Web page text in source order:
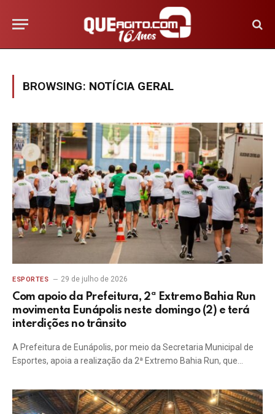
BROWSING: NOTÍCIA GERAL
ESPORTES 29 de julho de 2026
Com apoio da Prefeitura, 2ª Extremo Bahia Run
movimenta Eunápolis neste domingo (2) e terá
interdições no trânsito
A Prefeitura de Eunápolis, por meio da Secretaria Municipal de
Esportes, apoia a realização da 2ª Extremo Bahia Run, que…